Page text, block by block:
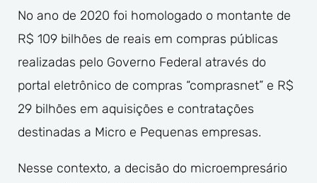
No ano de 2020 foi homologado o montante de
R$ 109 bilhões de reais em compras públicas
realizadas pelo Governo Federal através do
portal eletrônico de compras “comprasnet” e R$
29 bilhões em aquisições e contratações
destinadas a Micro e Pequenas empresas.
Nesse contexto, a decisão do microempresário